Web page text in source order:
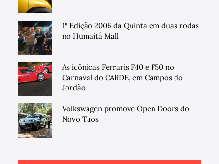
1ª Edição 2006 da Quinta em duas rodas
no Humaitá Mall
As icônicas Ferraris F40 e F50 no
Carnaval do CARDE, em Campos do
Jordão
Volkswagen promove Open Doors do
Novo Taos